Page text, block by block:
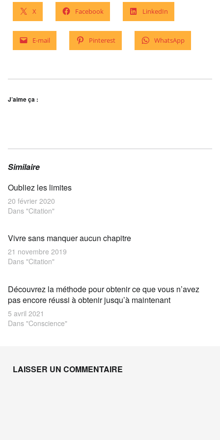
X Facebook LinkedIn
E-mail Pinterest WhatsApp
J’aime ça :
Similaire
Oubliez les limites
20 février 2020
Dans "Citation"
Vivre sans manquer aucun chapitre
21 novembre 2019
Dans "Citation"
Découvrez la méthode pour obtenir ce que vous n’avez
pas encore réussi à obtenir jusqu’à maintenant
5 avril 2021
Dans "Conscience"
Skip back to main navigation
LAISSER UN COMMENTAIRE